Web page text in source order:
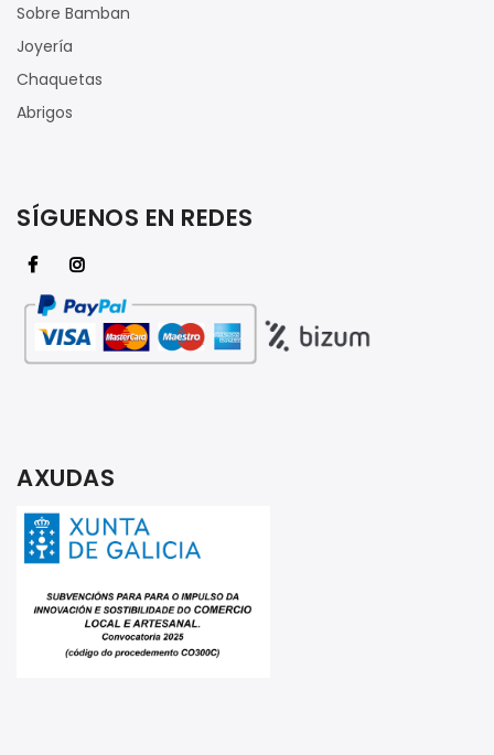
Sobre Bamban
Joyería
Chaquetas
Abrigos
SÍGUENOS EN REDES
AXUDAS